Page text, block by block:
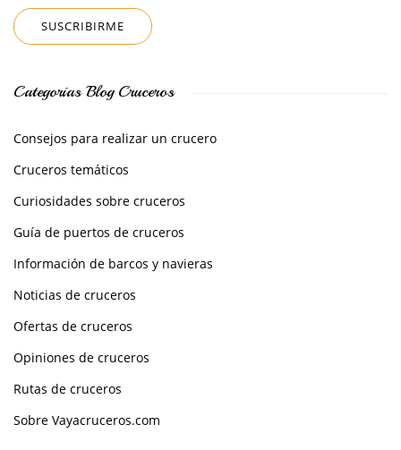
Categorías Blog Cruceros
Consejos para realizar un crucero
Cruceros temáticos
Curiosidades sobre cruceros
Guía de puertos de cruceros
Información de barcos y navieras
Noticias de cruceros
Ofertas de cruceros
Opiniones de cruceros
Rutas de cruceros
Sobre Vayacruceros.com